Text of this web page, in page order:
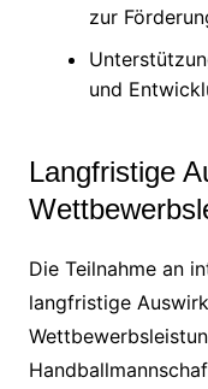
zur
und
Langfristige
Die Teilnahme an
langfristige